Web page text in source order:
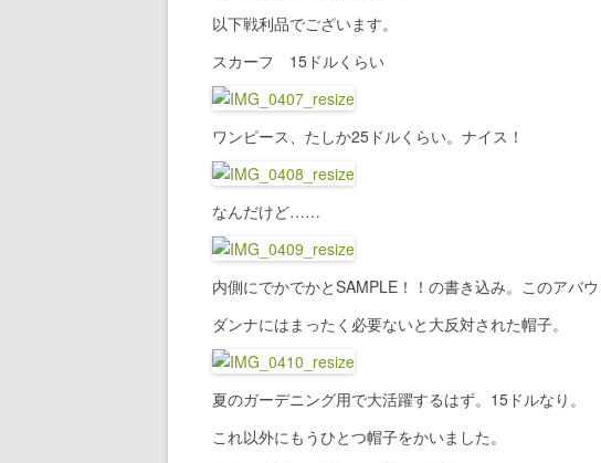
以下戦利品でございます。
スカーフ 15ドルくらい
ワンピース、たしか25ドルくらい。ナイス！
なんだけど……
内側にでかでかとSAMPLE！！の書き込み。このアバ
ダンナにはまったく必要ないと大反対された帽子。
夏のガーデニング用で大活躍するはず。15ドルなり。
これ以外にもうひとつ帽子をかいました。